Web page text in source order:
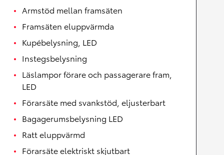
Armstöd mellan framsäten
Framsäten eluppvärmda
Kupébelysning, LED
Instegsbelysning
Läslampor förare och passagerare fram,
LED
Förarsäte med svankstöd, eljusterbart
Bagagerumsbelysning LED
Ratt eluppvärmd
Förarsäte elektriskt skjutbart